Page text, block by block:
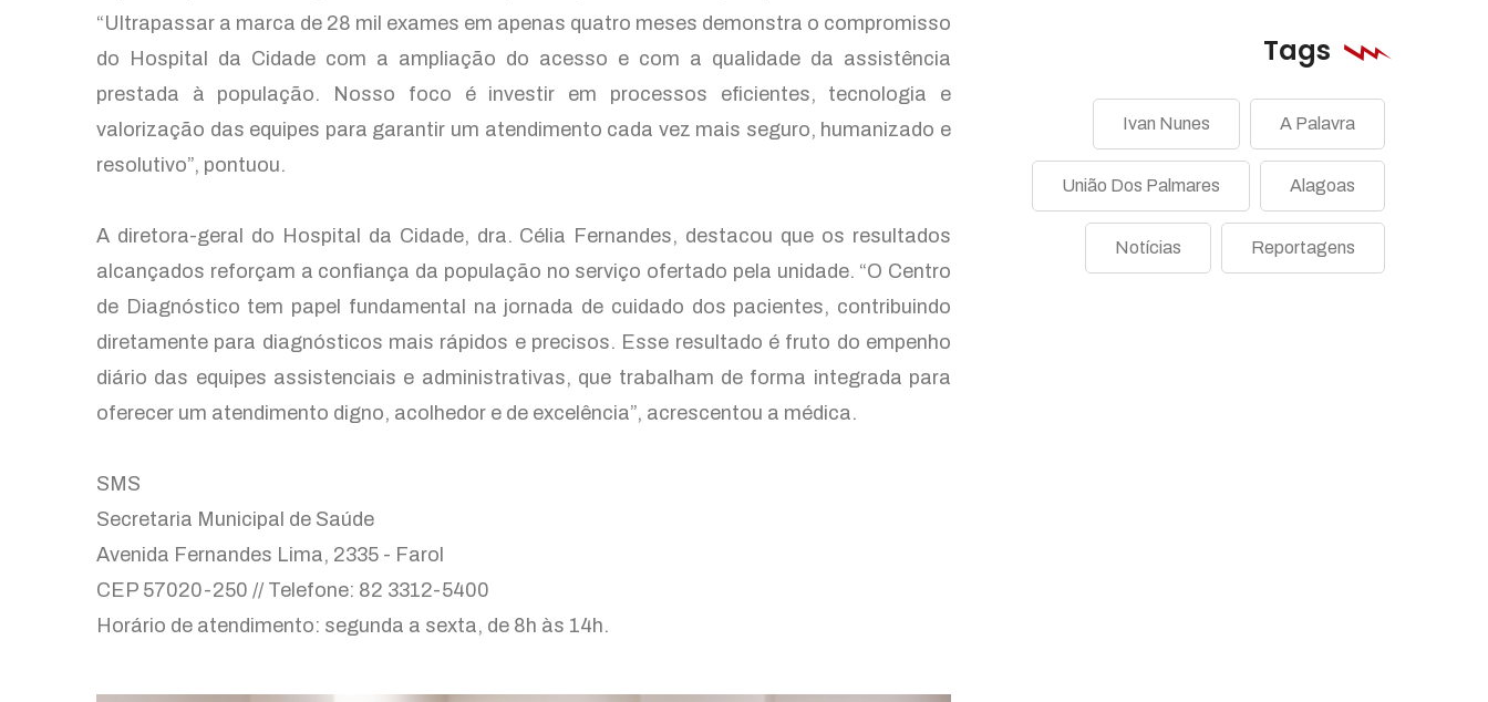
“Ultrapassar a marca de 28 mil exames em apenas quatro meses demonstra o compromisso
do Hospital da Cidade com a ampliação do acesso e com a qualidade da assistência
prestada à população. Nosso foco é investir em processos eficientes, tecnologia e
valorização das equipes para garantir um atendimento cada vez mais seguro, humanizado e
resolutivo”, pontuou.
A diretora-geral do Hospital da Cidade, dra. Célia Fernandes, destacou que os resultados
alcançados reforçam a confiança da população no serviço ofertado pela unidade. “O Centro
de Diagnóstico tem papel fundamental na jornada de cuidado dos pacientes, contribuindo
diretamente para diagnósticos mais rápidos e precisos. Esse resultado é fruto do empenho
diário das equipes assistenciais e administrativas, que trabalham de forma integrada para
oferecer um atendimento digno, acolhedor e de excelência”, acrescentou a médica.
SMS
Secretaria Municipal de Saúde
Avenida Fernandes Lima, 2335 - Farol
CEP 57020-250 // Telefone: 82 3312-5400
Horário de atendimento: segunda a sexta, de 8h às 14h.
Tags
Ivan Nunes A Palavra
União Dos Palmares Alagoas
Notícias Reportagens